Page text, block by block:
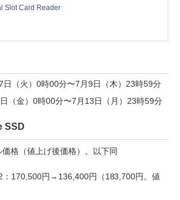
Slot Card Reader
日（火）0時00分〜7月9日（木）23時59分
（金）0時00分〜7月13日（月）23時59分
SSD
格（値上げ後価格）。以下同
：170,500円→136,400円（183,700円。値